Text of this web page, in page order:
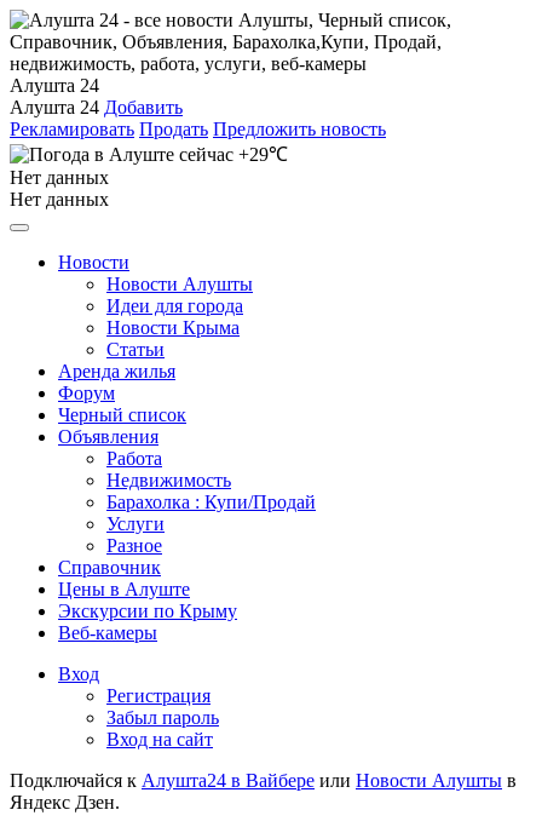
Алушта 24
Алушта 24 Добавить
Рекламировать Продать Предложить новость
+29℃
Нет данных
Нет данных
Новости
Новости Алушты
Идеи для города
Новости Крыма
Статьи
Аренда жилья
Форум
Черный список
Объявления
Работа
Недвижимость
Барахолка : Купи/Продай
Услуги
Разное
Справочник
Цены в Алуште
Экскурсии по Крыму
Веб-камеры
Вход
Регистрация
Забыл пароль
Вход на сайт
Подключайся к Алушта24 в Вайбере или Новости Алушты в
Яндекс Дзен.